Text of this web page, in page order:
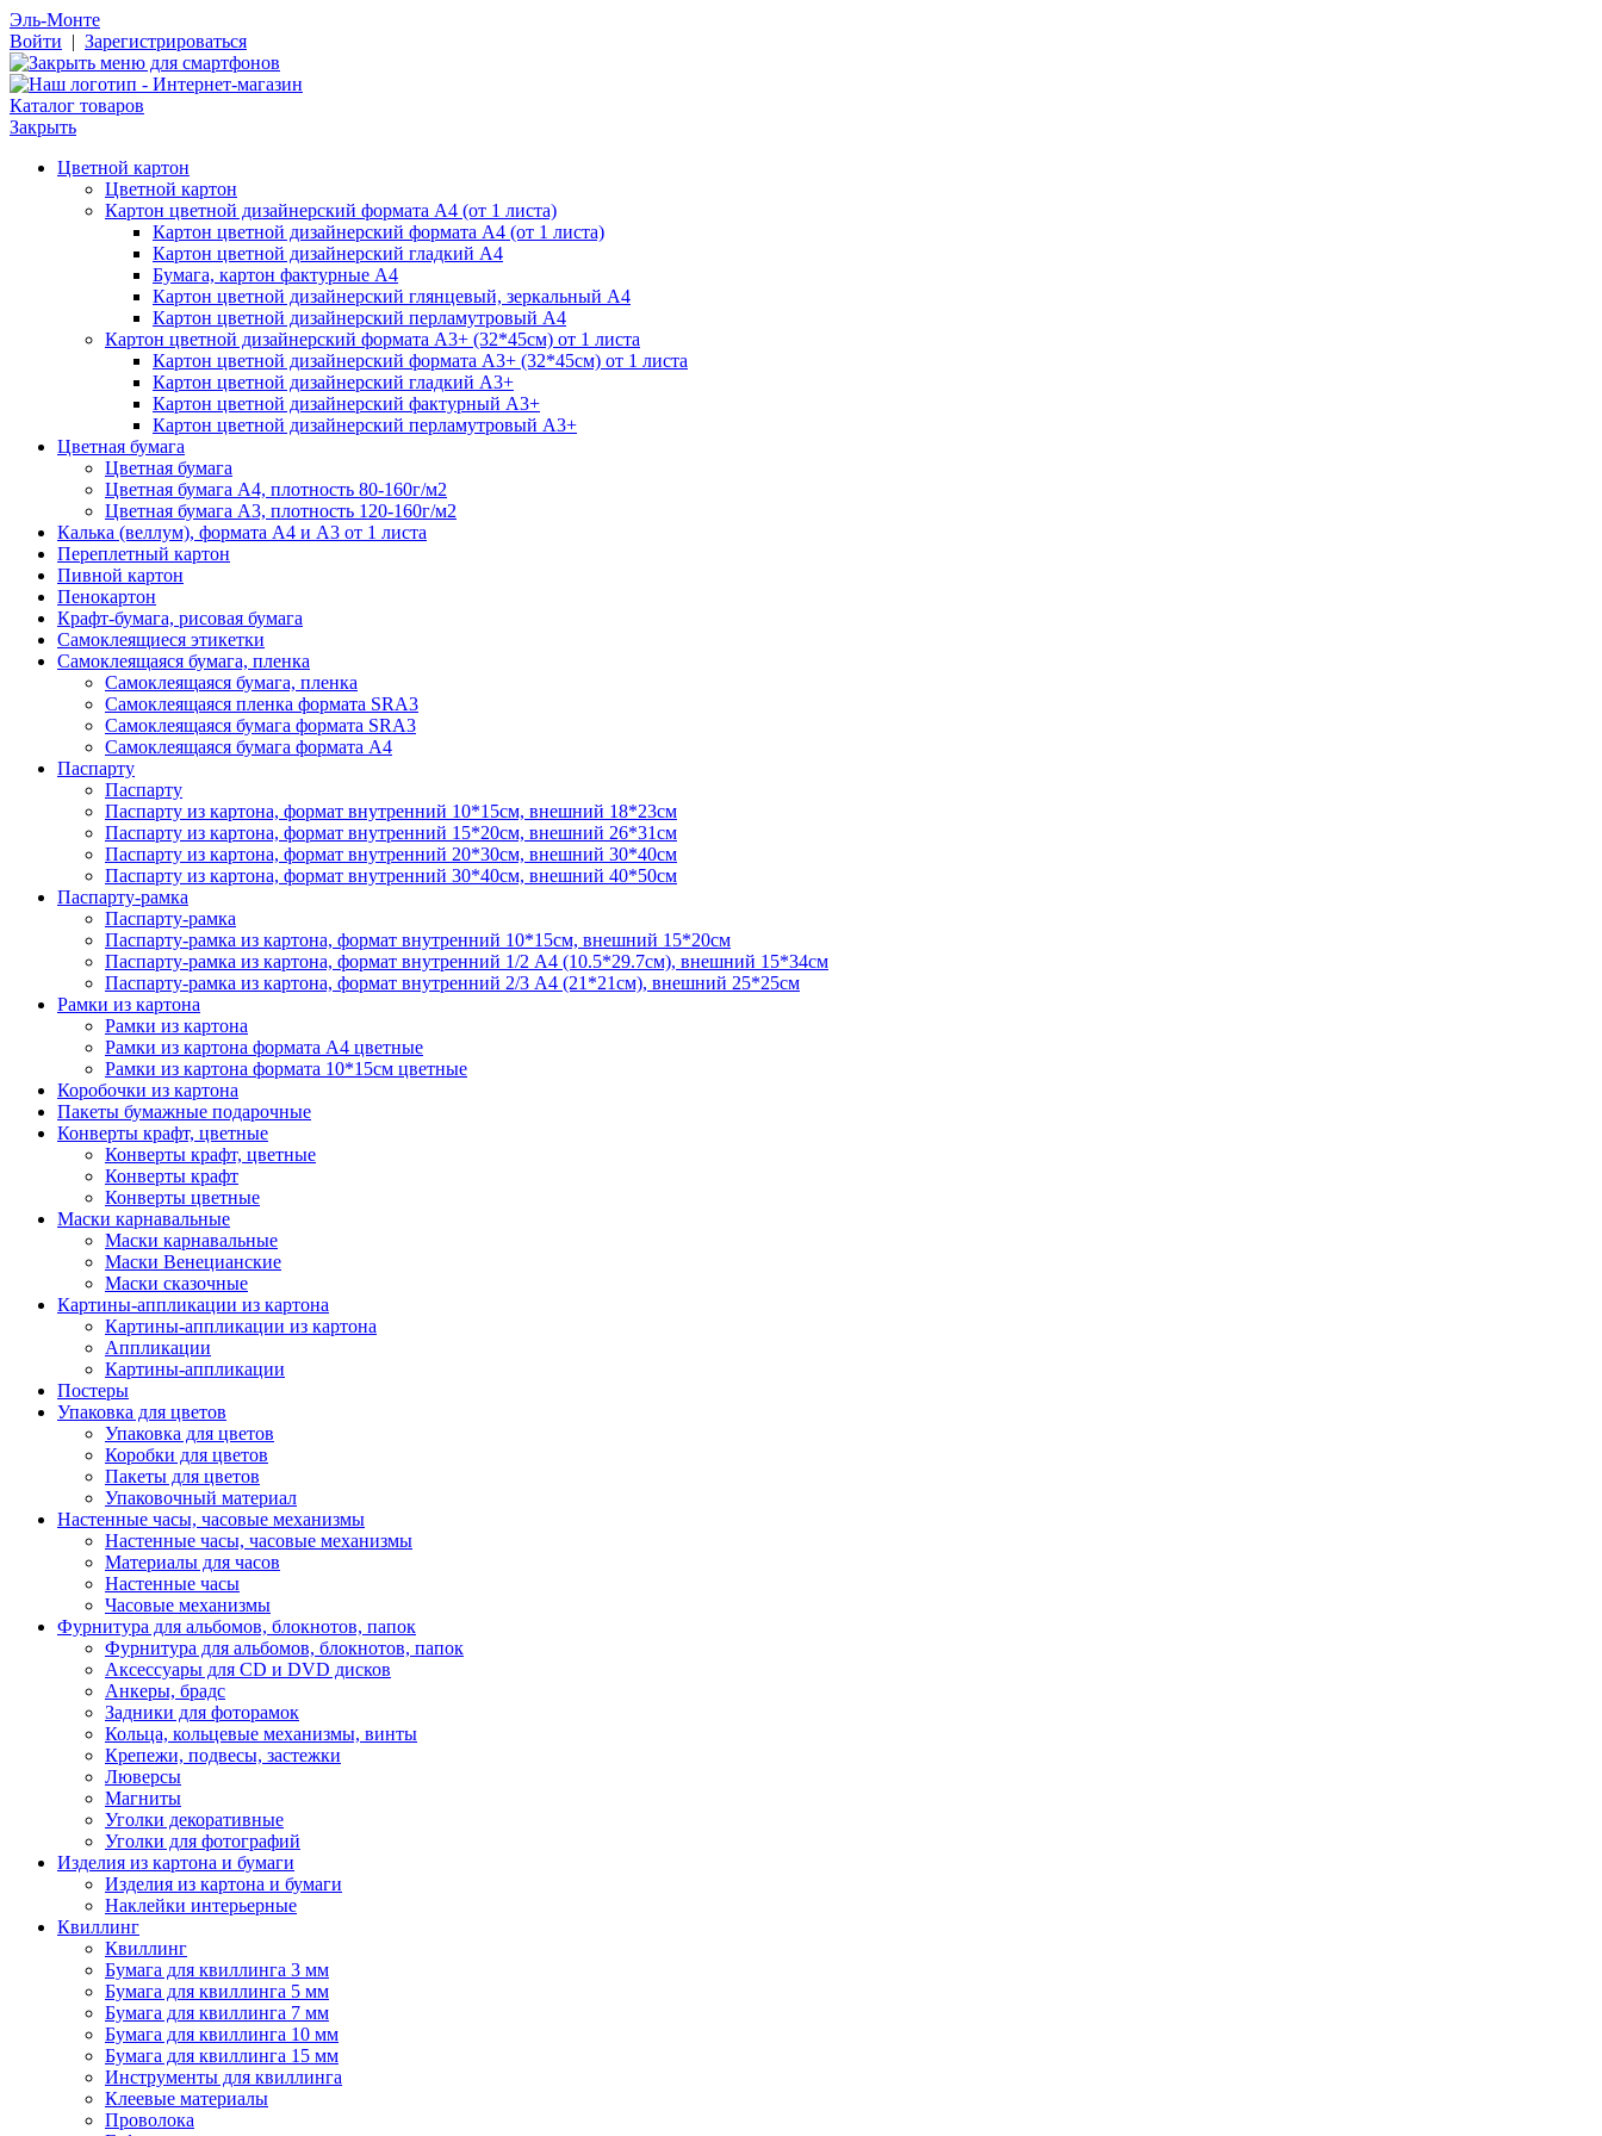
Эль-Монте
Войти | Зарегистрироваться
Каталог товаров
Закрыть
Цветной картон
Цветной картон
Картон цветной дизайнерский формата А4 (от 1 листа)
Картон цветной дизайнерский формата А4 (от 1 листа)
Картон цветной дизайнерский гладкий А4
Бумага, картон фактурные А4
Картон цветной дизайнерский глянцевый, зеркальный А4
Картон цветной дизайнерский перламутровый А4
Картон цветной дизайнерский формата А3+ (32*45см) от 1 листа
Картон цветной дизайнерский формата А3+ (32*45см) от 1 листа
Картон цветной дизайнерский гладкий А3+
Картон цветной дизайнерский фактурный А3+
Картон цветной дизайнерский перламутровый А3+
Цветная бумага
Цветная бумага
Цветная бумага А4, плотность 80-160г/м2
Цветная бумага А3, плотность 120-160г/м2
Калька (веллум), формата А4 и А3 от 1 листа
Переплетный картон
Пивной картон
Пенокартон
Крафт-бумага, рисовая бумага
Самоклеящиеся этикетки
Самоклеящаяся бумага, пленка
Самоклеящаяся бумага, пленка
Самоклеящаяся пленка формата SRА3
Самоклеящаяся бумага формата SRА3
Самоклеящаяся бумага формата А4
Паспарту
Паспарту
Паспарту из картона, формат внутренний 10*15см, внешний 18*23см
Паспарту из картона, формат внутренний 15*20см, внешний 26*31см
Паспарту из картона, формат внутренний 20*30см, внешний 30*40см
Паспарту из картона, формат внутренний 30*40см, внешний 40*50см
Паспарту-рамка
Паспарту-рамка
Паспарту-рамка из картона, формат внутренний 10*15см, внешний 15*20см
Паспарту-рамка из картона, формат внутренний 1/2 А4 (10.5*29.7см), внешний 15*34см
Паспарту-рамка из картона, формат внутренний 2/3 А4 (21*21см), внешний 25*25см
Рамки из картона
Рамки из картона
Рамки из картона формата А4 цветные
Рамки из картона формата 10*15см цветные
Коробочки из картона
Пакеты бумажные подарочные
Конверты крафт, цветные
Конверты крафт, цветные
Конверты крафт
Конверты цветные
Маски карнавальные
Маски карнавальные
Маски Венецианские
Маски сказочные
Картины-аппликации из картона
Картины-аппликации из картона
Аппликации
Картины-аппликации
Постеры
Упаковка для цветов
Упаковка для цветов
Коробки для цветов
Пакеты для цветов
Упаковочный материал
Настенные часы, часовые механизмы
Настенные часы, часовые механизмы
Материалы для часов
Настенные часы
Часовые механизмы
Фурнитура для альбомов, блокнотов, папок
Фурнитура для альбомов, блокнотов, папок
Аксессуары для CD и DVD дисков
Анкеры, брадс
Задники для фоторамок
Кольца, кольцевые механизмы, винты
Крепежи, подвесы, застежки
Люверсы
Магниты
Уголки декоративные
Уголки для фотографий
Изделия из картона и бумаги
Изделия из картона и бумаги
Наклейки интерьерные
Квиллинг
Квиллинг
Бумага для квиллинга 3 мм
Бумага для квиллинга 5 мм
Бумага для квиллинга 7 мм
Бумага для квиллинга 10 мм
Бумага для квиллинга 15 мм
Инструменты для квиллинга
Клеевые материалы
Проволока